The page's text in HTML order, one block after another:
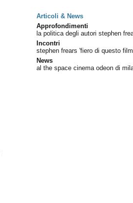
Articoli & News
Approfondimenti
la politica degli autori stephen
Incontri
stephen frears 'fiero di questo
News
al the space cinema odeon di